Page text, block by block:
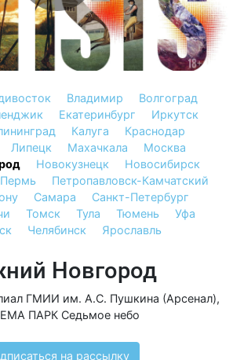
Владимир
Волгоград
Екатеринбург
Иркутск
Калуга
Краснодар
Липецк Махачкала
Москва
Новокузнецк
Новосибирск
Пермь
Петропавловск-Камчатский
Самара
Санкт-Петербург
Томск Тула Тюмень
Уфа
Челябинск Ярославль
Новгород
ГМИИ им. А.С. Пушкина (Арсенал),
ПАРК Седьмое небо
на рассылку